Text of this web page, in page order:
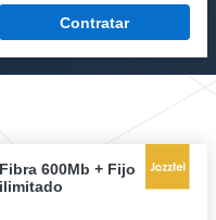
Contratar
Fibra 600Mb + Fijo
ilimitado